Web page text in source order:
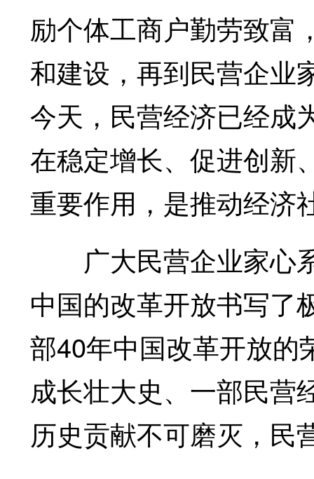
励个体工商户勤劳致富
和建设，再到民营企业
今天，民营经济已经成
在稳定增长、促进创新
重要作用，是推动经济
广大民营企业家心
中国的改革开放书写了
部40年中国改革开放的
成长壮大史、一部民营
历史贡献不可磨灭，民